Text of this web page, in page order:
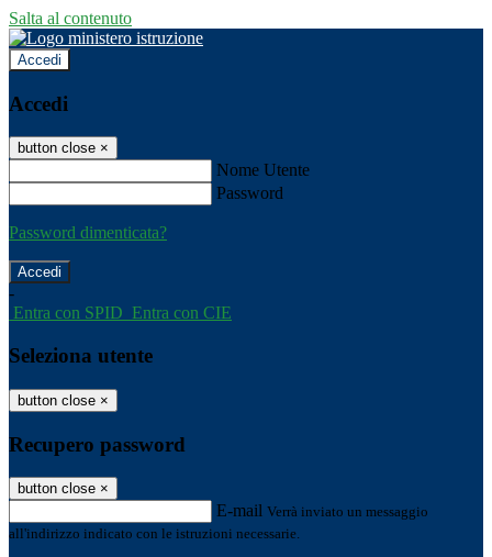
Salta al contenuto
Accedi
Accedi
button close ×
Nome Utente
Password
Password dimenticata?
-
Entra con SPID Entra con CIE
Seleziona utente
button close ×
Recupero password
button close ×
E-mail Verrà inviato un messaggio
all'indirizzo indicato con le istruzioni necessarie.